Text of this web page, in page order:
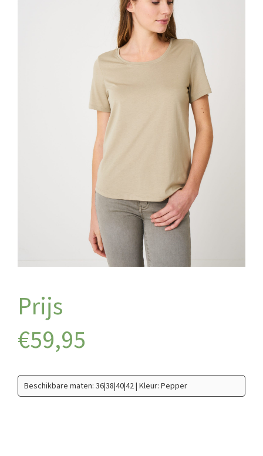
€59,95
Beschikbare maten: 36|38|40|42 | Kleur: Pepper